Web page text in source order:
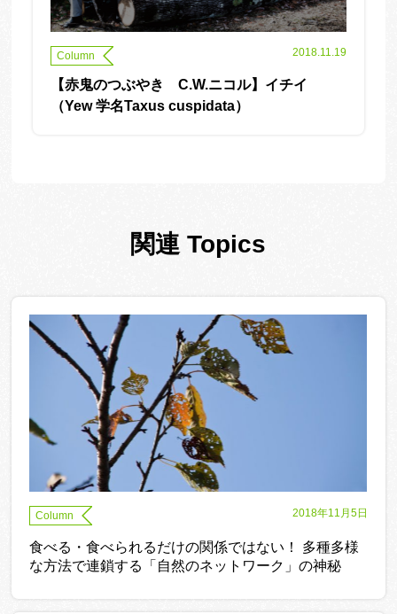
Column 2018.11.19
【赤鬼のつぶやき C.W.ニコル】イチイ
（Yew 学名Taxus cuspidata）
関連 Topics
Column 2018年11月5日
食べる・食べられるだけの関係ではない！ 多種多様
な方法で連鎖する「自然のネットワーク」の神秘